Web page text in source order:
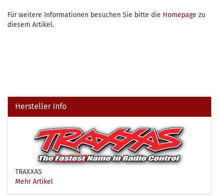
Für weitere Informationen besuchen Sie bitte die Homepage zu
diesem Artikel.
Hersteller Info
TRAXXAS
Mehr Artikel